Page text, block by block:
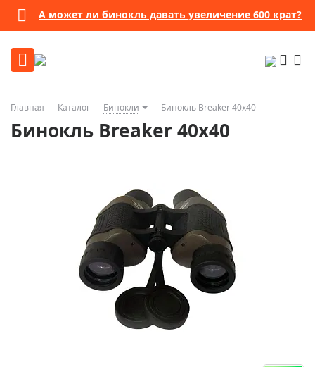
А может ли бинокль давать увеличение 600 крат?
Главная Каталог Бинокли Бинокль Breaker 40x40
Бинокль Breaker 40x40